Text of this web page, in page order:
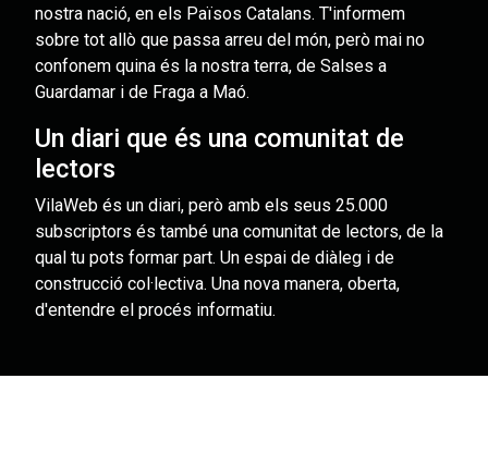
nostra nació, en els Països Catalans. T'informem
sobre tot allò que passa arreu del món, però mai no
confonem quina és la nostra terra, de Salses a
Guardamar i de Fraga a Maó.
Un diari que és una comunitat de
lectors
VilaWeb és un diari, però amb els seus 25.000
subscriptors és també una comunitat de lectors, de la
qual tu pots formar part. Un espai de diàleg i de
construcció col·lectiva. Una nova manera, oberta,
d'entendre el procés informatiu.